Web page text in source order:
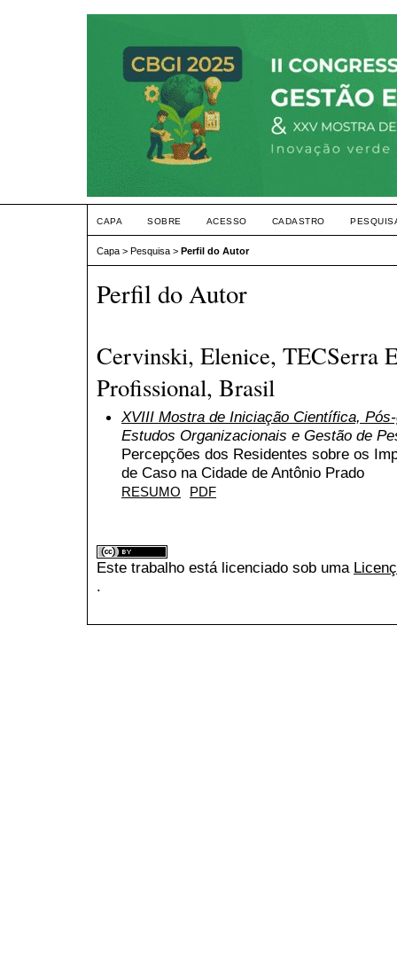
CAPA SOBRE ACESSO CADASTRO
Capa > Pesquisa > Perfil do Autor
Perfil do Autor
Cervinski, Elenice, TECSerra
Profissional, Brasil
XVIII Mostra de Iniciação Científica,
Estudos Organizacionais e Gestão de
Percepções dos Residentes sobre os
de Caso na Cidade de Antônio Prado
RESUMO PDF
Este trabalho está licenciado sob uma
.